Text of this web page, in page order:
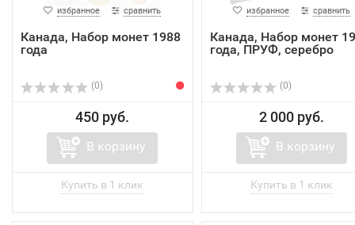
избранное сравнить
Канада, Набор монет 1988
года
(0)
450 руб.
В корзину
избранное сравнить
Канада, Набор монет
года, ПРУФ, серебро
(0)
2 000 руб.
В корзину